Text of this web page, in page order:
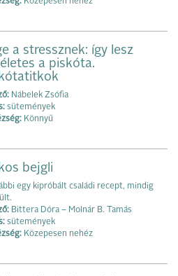
a stressznek: így lesz
a piskóta.
Nábelek Zsófia
sütemények
Könnyű
bejgli
egy kipróbált családi recept, mindig
Bittera Dóra – Molnár B. Tamás
sütemények
Közepesen nehéz